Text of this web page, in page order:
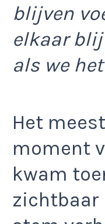
blijven
elkaar
als we
Het
moment
kwam
zichtbaar